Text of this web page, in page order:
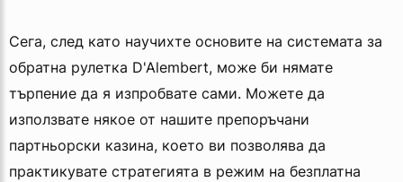
Сега, след като научихте основите на системата за
обратна рулетка D'Alembert, може би нямате
търпение да я изпробвате сами. Можете да
използвате някое от нашите препоръчани
партньорски казина, което ви позволява да
практикувате стратегията в режим на безплатна